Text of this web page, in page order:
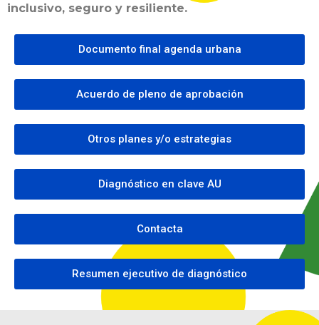
inclusivo, seguro y resiliente.
Documento final agenda urbana
Acuerdo de pleno de aprobación
Otros planes y/o estrategias
Diagnóstico en clave AU
Contacta
Resumen ejecutivo de diagnóstico